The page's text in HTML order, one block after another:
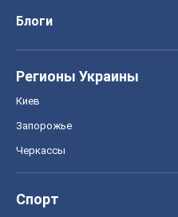
Блоги
Регионы Украины
Киев
Запорожье
Черкассы
Спорт